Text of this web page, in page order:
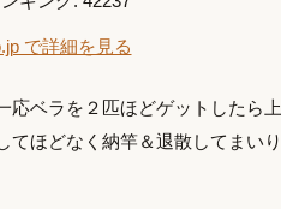
で詳細を見る
ベラを２匹ほどゲットしたら
ほどなく納竿＆退散してまい